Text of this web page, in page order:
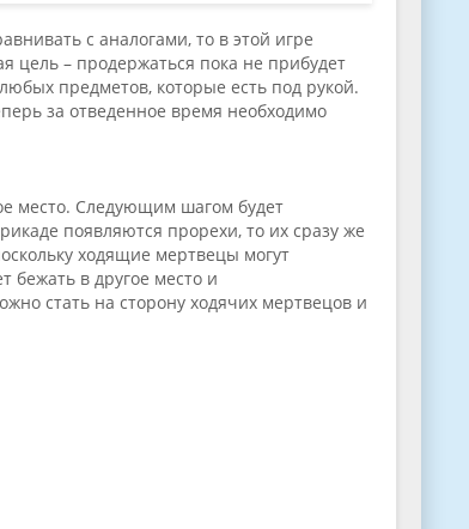
с аналогами, то в этой игре
цель – продержаться пока не прибудет
предметов, которые есть под рукой.
за отведенное время необходимо
место. Следующим шагом будет
появляются прорехи, то их сразу же
ходящие мертвецы могут
бежать в другое место и
стать на сторону ходячих мертвецов и